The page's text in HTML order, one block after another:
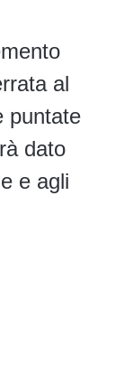
al
puntate
dato
e agli